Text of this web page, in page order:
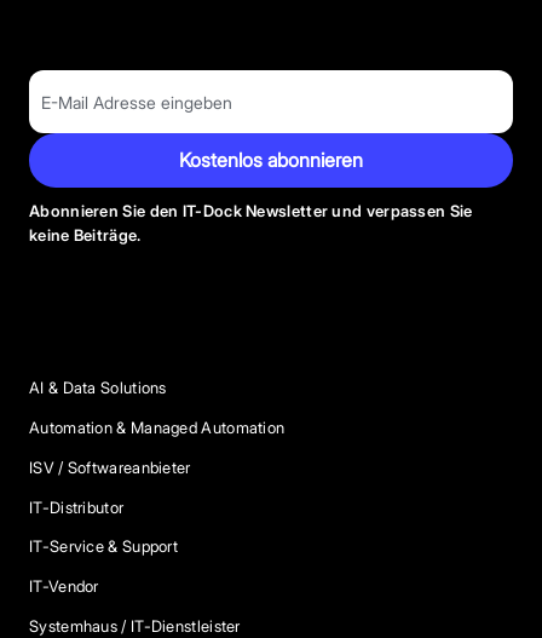
Kostenlos abonnieren
Abonnieren Sie den IT-Dock Newsletter und verpassen Sie
keine Beiträge.
AI & Data Solutions
Automation & Managed Automation
ISV / Softwareanbieter
IT-Distributor
IT-Service & Support
IT-Vendor
Systemhaus / IT-Dienstleister